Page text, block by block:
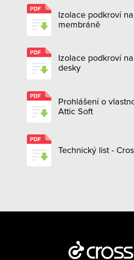
Izolace podkroví
membráně
Izolace podkroví
desky
Prohlášení o
Attic Soft
Technický list -